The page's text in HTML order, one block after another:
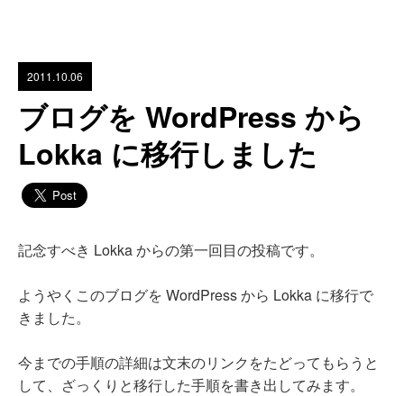
2011.10.06
ブログを WordPress から
Lokka に移行しました
記念すべき Lokka からの第一回目の投稿です。
ようやくこのブログを WordPress から Lokka に移行で
きました。
今までの手順の詳細は文末のリンクをたどってもらうと
して、ざっくりと移行した手順を書き出してみます。